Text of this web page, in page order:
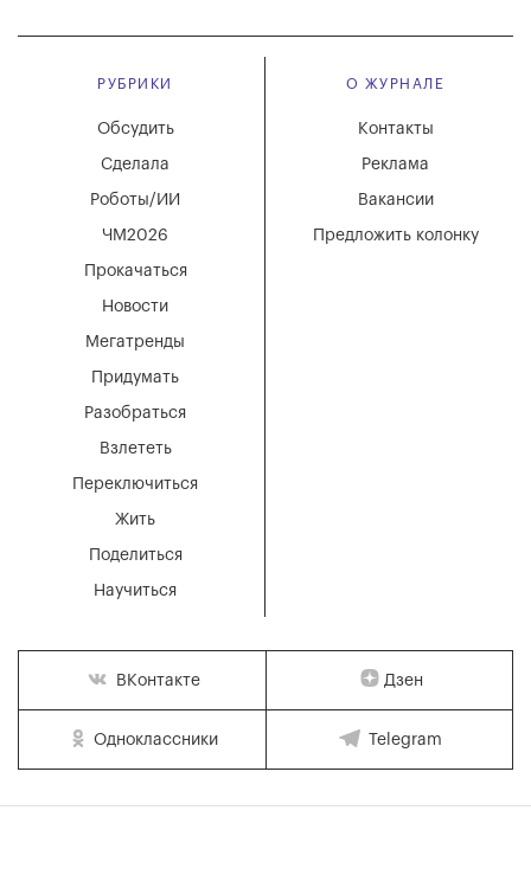
РУБРИКИ
Мегатренды
Придумать
Разобраться
Взлететь
Новости
Переключиться
Жить
Поделиться
Научиться
Обсудить
Сделала
Роботы/ИИ
ЧМ2026
Прокачаться
О ЖУРНАЛЕ
Вакансии
Реклама
Контакты
Предложить колонку
ВКонтакте Дзен
Одноклассники Telegram